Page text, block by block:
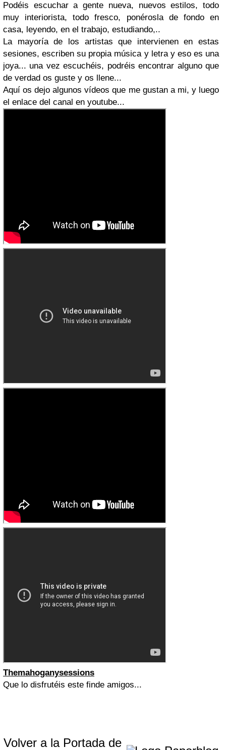
Podéis escuchar a gente nueva, nuevos estilos, todo
muy interiorista, todo fresco, ponérosla de fondo en
casa, leyendo, en el trabajo, estudiando,..
La mayoría de los artistas que intervienen en estas
sesiones, escriben su propia música y letra y eso es una
joya... una vez escuchéis, podréis encontrar alguno que
de verdad os guste y os llene...
Aquí os dejo algunos vídeos que me gustan a mi, y luego
el enlace del canal en youtube...
Themahoganysessions
Que lo disfrutéis este finde amigos...
Volver a la Portada de